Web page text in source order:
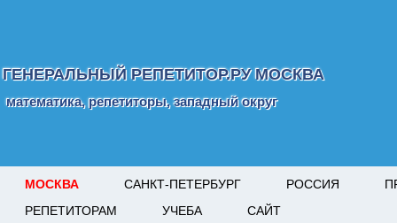
ГЕНЕРАЛЬНЫЙ РЕПЕТИТОР.РУ МОСКВА
математика, репетиторы, западный округ
МОСКВА САНКТ-ПЕТЕРБУРГ РОССИЯ
РЕПЕТИТОРАМ
УЧЕБА САЙТ